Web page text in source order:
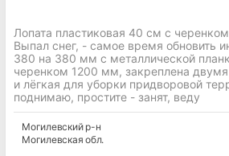
Лопата пластиковая 40 см с
Выпал снег, - самое время обновить
380 на 380 мм с металлической
черенком 1200 мм, закреплена
и лёгкая для уборки придворовой
поднимаю, простите - занят, веду
Могилевскийр-н
Могилевская обл.